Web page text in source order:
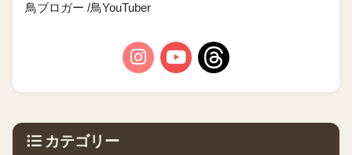
鳥ブロガー /鳥YouTuber
カテゴリー